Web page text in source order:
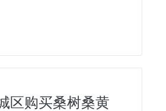
区购买桑树桑黄